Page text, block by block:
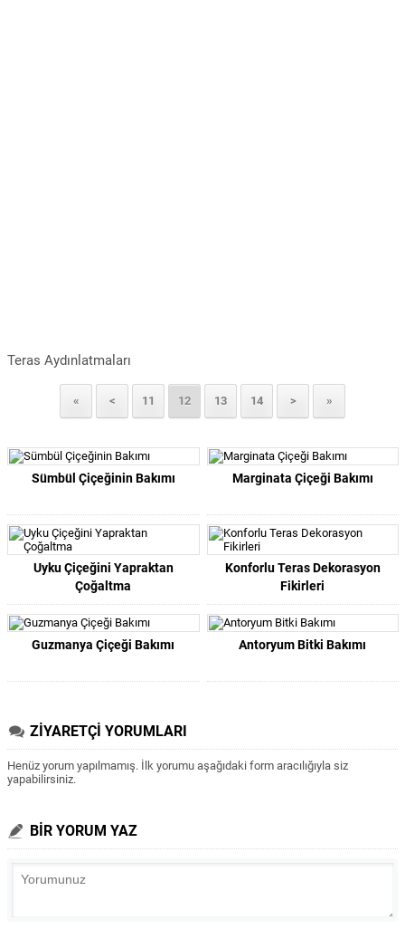
Teras Aydınlatmaları
« < 11 12 13 14 > »
Sümbül Çiçeğinin Bakımı Marginata Çiçeği Bakımı
Uyku Çiçeğini Yapraktan
Çoğaltma
Konforlu Teras Dekorasyon
Fikirleri
Guzmanya Çiçeği Bakımı Antoryum Bitki Bakımı
ZİYARETÇİ YORUMLARI
Henüz yorum yapılmamış. İlk yorumu aşağıdaki form aracılığıyla siz
yapabilirsiniz.
BİR YORUM YAZ